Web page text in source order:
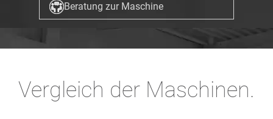
Beratung zur Maschine
Vergleich der Maschinen.